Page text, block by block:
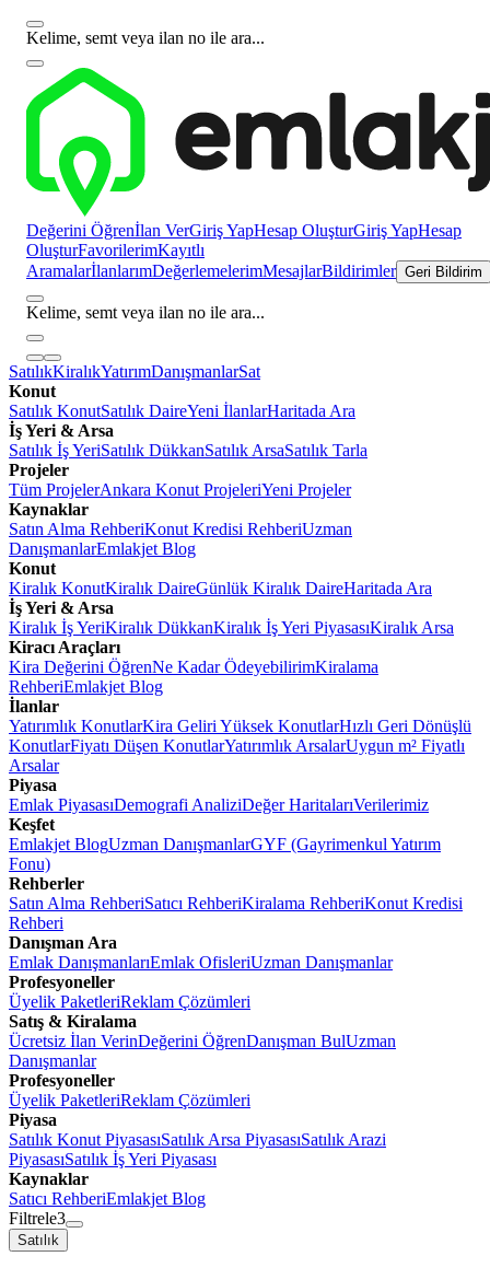
Kelime, semt veya ilan no ile ara...
Değerini Öğrenİlan VerGiriş YapHesap OluşturGiriş YapHesap
OluşturFavorilerimKayıtlı
AramalarİlanlarımDeğerlemelerimMesajlarBildirimler Geri Bildirim
Kelime, semt veya ilan no ile ara...
SatılıkKiralıkYatırımDanışmanlarSat
Konut
Satılık KonutSatılık DaireYeni İlanlarHaritada Ara
İş Yeri & Arsa
Satılık İş YeriSatılık DükkanSatılık ArsaSatılık Tarla
Projeler
Tüm ProjelerAnkara Konut ProjeleriYeni Projeler
Kaynaklar
Satın Alma RehberiKonut Kredisi RehberiUzman
DanışmanlarEmlakjet Blog
Konut
Kiralık KonutKiralık DaireGünlük Kiralık DaireHaritada Ara
İş Yeri & Arsa
Kiralık İş YeriKiralık DükkanKiralık İş Yeri PiyasasıKiralık Arsa
Kiracı Araçları
Kira Değerini ÖğrenNe Kadar ÖdeyebilirimKiralama
RehberiEmlakjet Blog
İlanlar
Yatırımlık KonutlarKira Geliri Yüksek KonutlarHızlı Geri Dönüşlü
KonutlarFiyatı Düşen KonutlarYatırımlık ArsalarUygun m² Fiyatlı
Arsalar
Piyasa
Emlak PiyasasıDemografi AnaliziDeğer HaritalarıVerilerimiz
Keşfet
Emlakjet BlogUzman DanışmanlarGYF (Gayrimenkul Yatırım
Fonu)
Rehberler
Satın Alma RehberiSatıcı RehberiKiralama RehberiKonut Kredisi
Rehberi
Danışman Ara
Emlak DanışmanlarıEmlak OfisleriUzman Danışmanlar
Profesyoneller
Üyelik PaketleriReklam Çözümleri
Satış & Kiralama
Ücretsiz İlan VerinDeğerini ÖğrenDanışman BulUzman
Danışmanlar
Profesyoneller
Üyelik PaketleriReklam Çözümleri
Piyasa
Satılık Konut PiyasasıSatılık Arsa PiyasasıSatılık Arazi
PiyasasıSatılık İş Yeri Piyasası
Kaynaklar
Satıcı RehberiEmlakjet Blog
Filtrele3
Satılık